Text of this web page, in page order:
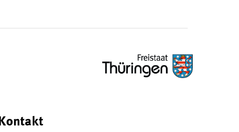
Kontakt